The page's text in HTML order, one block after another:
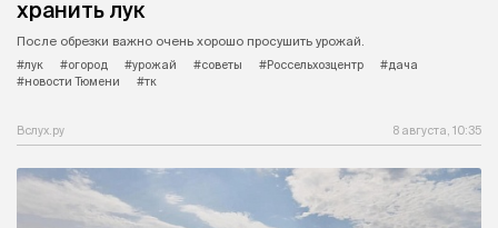
хранить лук
После обрезки важно очень хорошо просушить урожай.
#лук
#огород #урожай #советы #Россельхозцентр
#дача
#новости Тюмени
#тк
Вслух.ру 8 августа, 10:35